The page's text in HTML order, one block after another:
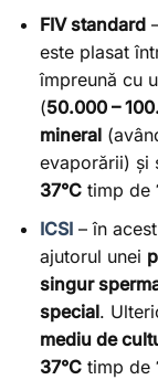
FIV standard
este plasat
împreună cu
(50.000 –
mineral
evaporării) și
37°Ctimp de
ICSI– în
ajutorul unei
singur
special.
mediu de
37°Ctimp de